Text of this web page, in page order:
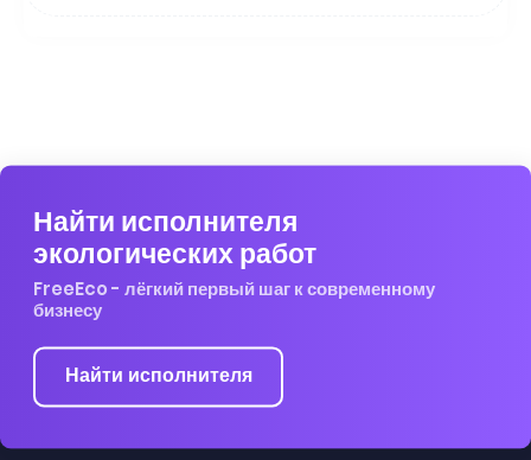
Найти исполнителя
экологических работ
FreeEco - лёгкий первый шаг к современному
бизнесу
Найти исполнителя